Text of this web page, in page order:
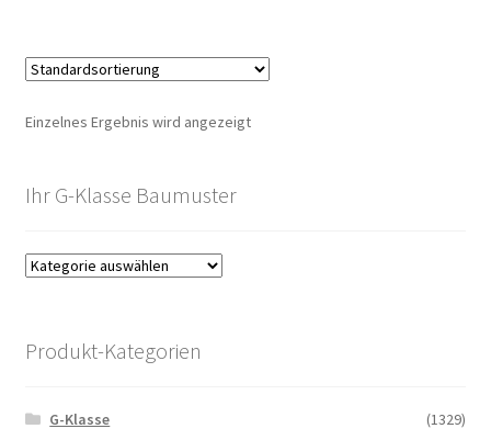
Einzelnes Ergebnis wird angezeigt
Ihr G-Klasse Baumuster
Produkt-Kategorien
G-Klasse
(1329)